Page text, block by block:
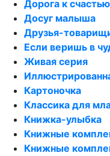
Дорога к счастью
Досуг малыша
Друзья-
Если веришь в
Живая серия
Картоночка
Классика для
Книжка-улыбка
Книжные
Книжные